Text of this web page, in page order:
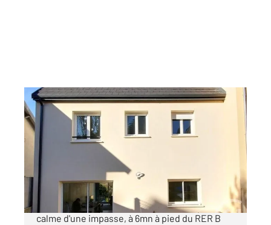
ANTONY 92
120 m
2, 6 pièces
Ref : 5137
Maison à vendre
648 000 €
ANTONY - QUARTIER MASSY-VERRIERES, au
calme d'une impasse, à 6mn à pied du RER B